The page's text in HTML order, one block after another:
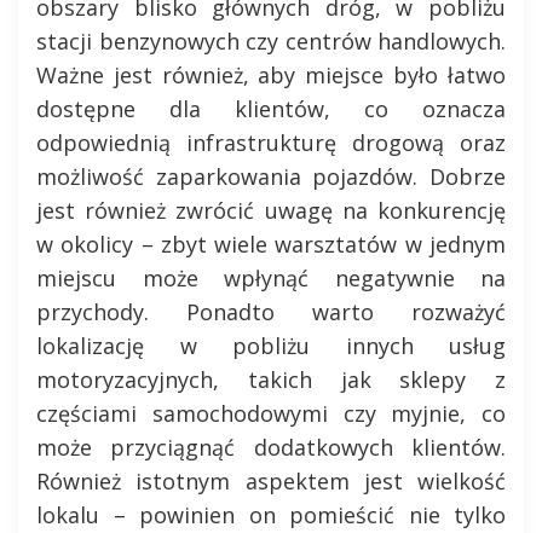
obszary blisko głównych dróg, w pobliżu
stacji benzynowych czy centrów handlowych.
Ważne jest również, aby miejsce było łatwo
dostępne dla klientów, co oznacza
odpowiednią infrastrukturę drogową oraz
możliwość zaparkowania pojazdów. Dobrze
jest również zwrócić uwagę na konkurencję
w okolicy – zbyt wiele warsztatów w jednym
miejscu może wpłynąć negatywnie na
przychody. Ponadto warto rozważyć
lokalizację w pobliżu innych usług
motoryzacyjnych, takich jak sklepy z
częściami samochodowymi czy myjnie, co
może przyciągnąć dodatkowych klientów.
Również istotnym aspektem jest wielkość
lokalu – powinien on pomieścić nie tylko